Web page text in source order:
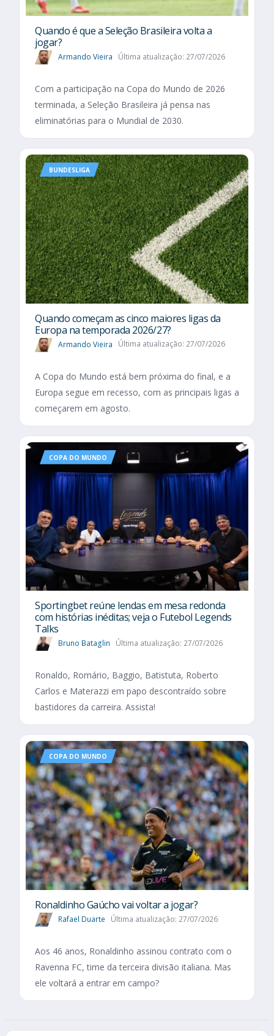
Quando é que a Seleção Brasileira volta a
jogar?
Armando Vieira Última atualização: 27/07/2026
Com a participação na Copa do Mundo de 2026
terminada, a Seleção Brasileira já pensa nas
eliminatórias para o Mundial de 2030.
BUNDESLIGA
Quando começam as cinco maiores ligas da
Europa na temporada 2026/27?
Armando Vieira Última atualização: 27/07/2026
A Copa do Mundo está bem próxima do final, e a
Europa segue em recesso, com as principais ligas a
começarem em agosto.
COPA DO MUNDO
Sportingbet reúne lendas em mesa redonda
com histórias inéditas; veja o Futebol Legends
Talks
Bruno Bataglin Última atualização: 27/07/2026
Ronaldo, Romário, Baggio, Batistuta, Roberto
Carlos e Materazzi em papo descontraído sobre
bastidores da carreira. Assista!
COPA DO MUNDO
Ronaldinho Gaúcho vai voltar a jogar?
Rafael Duarte Última atualização: 27/07/2026
Aos 46 anos, Ronaldinho assinou contrato com o
Ravenna FC, time da terceira divisão italiana. Mas
ele voltará a entrar em campo?